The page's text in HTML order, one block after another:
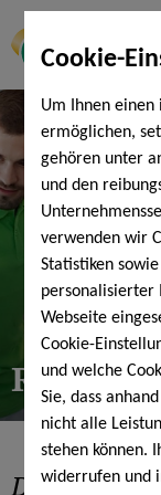
Cookie-
Um Ihnen einen
ermöglichen,
gehören unter
und den
verwenden wir
Statistiken
personalisierter
Webseite
Cookie-
und welche
Sie, dass
nicht alle
stehen können.
widerrufen und
Das neue